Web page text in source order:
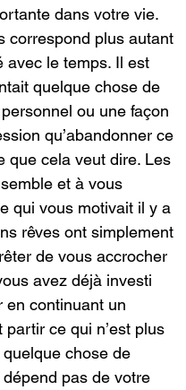
dans votre vie.
correspond plus autant
avec le temps. Il est
quelque chose de
ou une façon
qu’abandonner ce
que cela veut dire. Les
et à vous
qui vous motivait il y a
rêves ont simplement
de vous accrocher
avez déjà investi
en continuant un
ce qui n’est plus
chose de
pas de votre